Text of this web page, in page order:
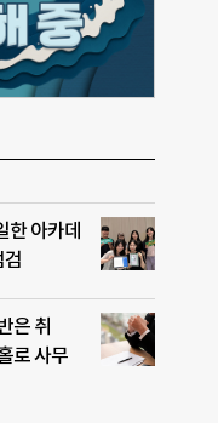
한 아카데
은 취
로 사무